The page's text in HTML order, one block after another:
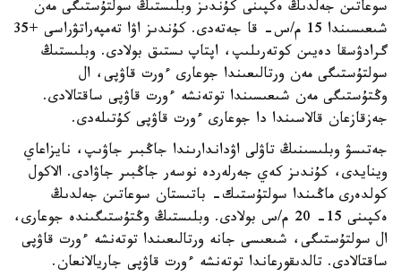
سوعاتىن جەلدىڭ ەكپىنى كۇندىز وبلىستىڭ سولتۇستىگى مەن
شىعىسىندا 15 م/س- قا جەتەدى. كۇندىز اۋا تەمپەراتۋراسى +35
گرادۋسقا دەيىن كوتەرىلىپ، اپتاپ ىستىق بولادى. وبلىستىڭ
سولتۇستىگى مەن ورتالىعىندا جوعارى ءورت قاۋپى، ال
وڭتۇستىگى مەن شىعىسىندا توتەنشە ءورت قاۋپى ساقتالادى.
جەزقازعان قالاسىندا دا جوعارى ءورت قاۋپى كۇتىلەدى.
جەتىسۋ وبلىسىنىڭ تاۋلى اۋداندارىندا جاڭبىر جاۋىپ، نايزاعاي
وينايدى، كۇندىز كەي جەرلەردە نوسەر جاڭبىر جاۋادى. الاكول
كولدەرى ماڭىندا سولتۇستىك- باتىستان سوعاتىن جەلدىڭ
ەكپىنى 15- 20 م/س بولادى. وبلىستىڭ وڭتۇستىگىندە جوعارى،
ال سولتۇستىگى، شىعىسى جانە ورتالىعىندا توتەنشە ءورت قاۋپى
ساقتالادى. تالدىقورعاندا توتەنشە ءورت قاۋپى جاريالانعان.